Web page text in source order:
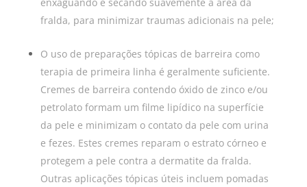
enxaguando e secando suavemente a área da
fralda, para minimizar traumas adicionais na pele;
O uso de preparações tópicas de barreira como
terapia de primeira linha é geralmente suficiente.
Cremes de barreira contendo óxido de zinco e/ou
petrolato formam um filme lipídico na superfície
da pele e minimizam o contato da pele com urina
e fezes. Estes cremes reparam o estrato córneo e
protegem a pele contra a dermatite da fralda.
Outras aplicações tópicas úteis incluem pomadas